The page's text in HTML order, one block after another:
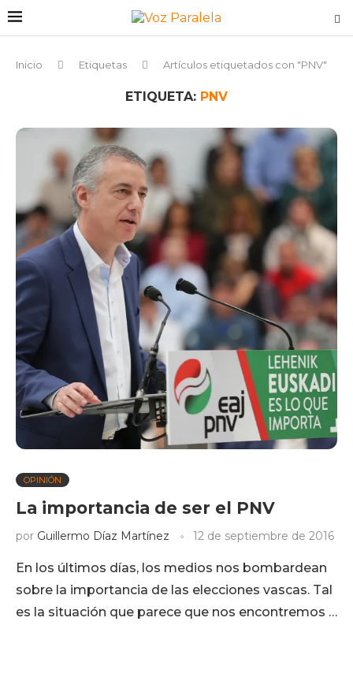
Inicio Etiquetas Artículos etiquetados con "PNV"
ETIQUETA: PNV
OPINIÓN
La importancia de ser el PNV
por Guillermo Díaz Martínez 12 de septiembre de 2016
En los últimos días, los medios nos bombardean
sobre la importancia de las elecciones vascas. Tal
es la situación que parece que nos encontremos …